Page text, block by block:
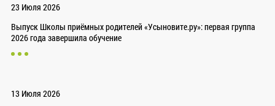
23 Июля 2026
Выпуск Школы приёмных родителей «Усыновите.ру»: первая группа
2026 года завершила обучение
13 Июля 2026